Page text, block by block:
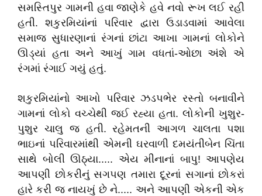
સમસ્તિપુર ગામની હવા જાણેકે હવે નવો રૂખ લઈ રહી
હતી. શકુરમિયાંનાં પરિવાર દ્વારા ઉડાડવામાં આવેલા
સમાજ સુધારણાનાં રંગનાં છાંટા આખા ગામનાં લોકોને
ઊડ્યાં હતા અને આખું ગામ વધતાં-ઓછા અંશે એ
રંગમાં રંગાઈ ગયું હતું.
શકુરમિયાંનો આખો પરિવાર ઝડપભેર રસ્તો બનાવીને
ગામનાં લોકો વચ્ચેથી જઈ રહ્યા હતા. લોકોની ખુશુર-
પુશુર ચાલુ જ હતી. રહેમતની આગળ ચાલતા પશા
ભાઇનાં પરિવારમાંથી એમની ઘરવાળી દમયંતીબેન ચિંતા
સાથે બોલી ઊઠ્યા..... એય મીનાનાં બાપુ! આપણેય
આપણી છોકરીનું સગપણ તમારા દૂરનાં સગાનાં છોકરાં
હારે કરી જ નાયખું છે ને..... અને આપણી એકની એક